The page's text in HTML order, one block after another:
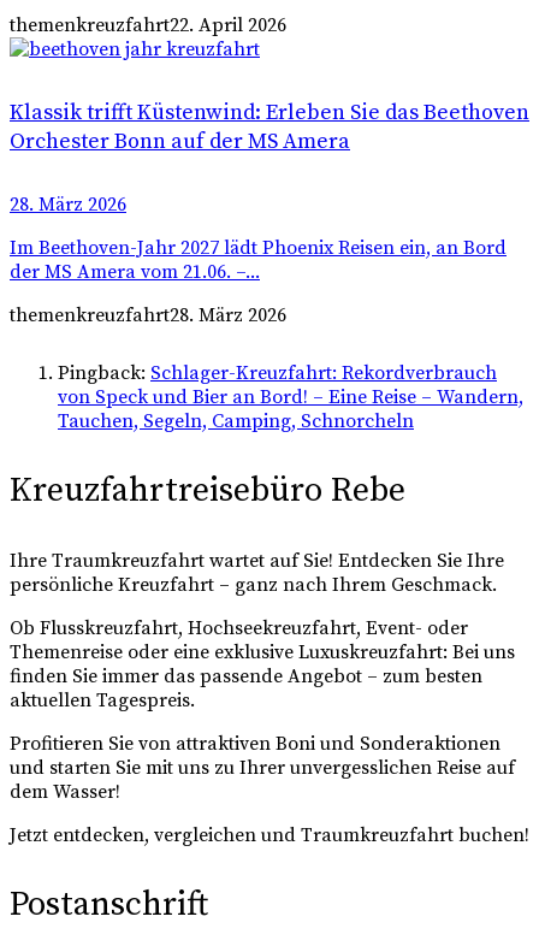
themenkreuzfahrt22. April 2026
Klassik trifft Küstenwind: Erleben Sie das Beethoven
Orchester Bonn auf der MS Amera
28. März 2026
Im Beethoven-Jahr 2027 lädt Phoenix Reisen ein, an Bord
der MS Amera vom 21.06. –...
themenkreuzfahrt28. März 2026
Pingback: Schlager-Kreuzfahrt: Rekordverbrauch
von Speck und Bier an Bord! – Eine Reise – Wandern,
Tauchen, Segeln, Camping, Schnorcheln
Kreuzfahrtreisebüro Rebe
Ihre Traumkreuzfahrt wartet auf Sie! Entdecken Sie Ihre
persönliche Kreuzfahrt – ganz nach Ihrem Geschmack.
Ob Flusskreuzfahrt, Hochseekreuzfahrt, Event- oder
Themenreise oder eine exklusive Luxuskreuzfahrt: Bei uns
finden Sie immer das passende Angebot – zum besten
aktuellen Tagespreis.
Profitieren Sie von attraktiven Boni und Sonderaktionen
und starten Sie mit uns zu Ihrer unvergesslichen Reise auf
dem Wasser!
Jetzt entdecken, vergleichen und Traumkreuzfahrt buchen!
Postanschrift